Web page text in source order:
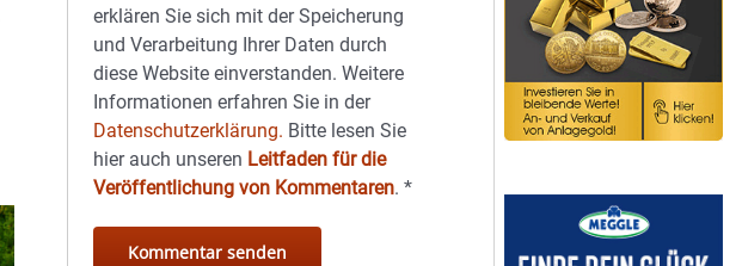
erklären Sie sich mit der Speicherung
und Verarbeitung Ihrer Daten durch
diese Website einverstanden. Weitere
Informationen erfahren Sie in der
Datenschutzerklärung. Bitte lesen Sie
hier auch unseren Leitfaden für die
Veröffentlichung von Kommentaren.*